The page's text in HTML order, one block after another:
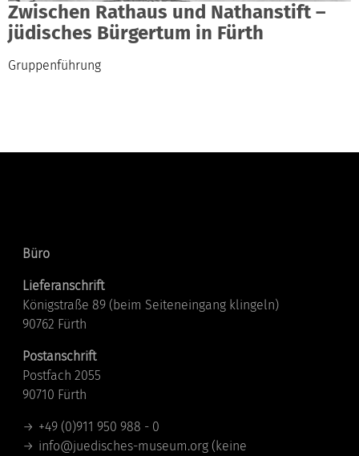
Zwischen Rathaus und Nathanstift –
jüdisches Bürgertum in Fürth
Gruppenführung
Büro
Lieferanschrift
Königstraße 89 (beim Seiteneingang klingeln)
90762 Fürth
Postanschrift
Postfach 2055
90710 Fürth
+49 (0)911 950 988 - 0
info@juedisches-museum.org (keine